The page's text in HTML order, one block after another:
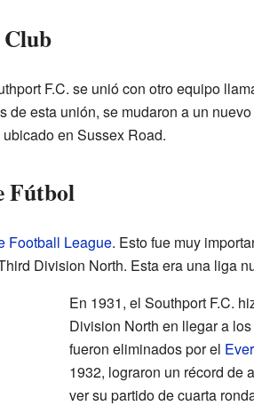
F.C. se unió con otro equipo
de esta unión, se mudaron a un nuevo
en Sussex Road.
Fútbol
Football League. Esto fue muy
Division North. Esta era una liga
En 1931, el Southport F.C.
Division North en llegar a
fueron eliminados por el
1932, lograron un récord de
ver su partido de cuarta